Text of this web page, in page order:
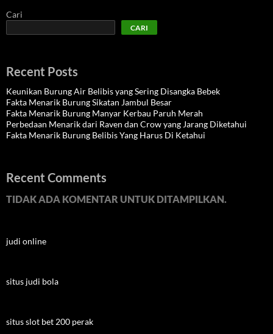
Cari
CARI
Recent Posts
Keunikan Burung Air Belibis yang Sering Disangka Bebek
Fakta Menarik Burung Sikatan Jambul Besar
Fakta Menarik Burung Manyar Kerbau Paruh Merah
Perbedaan Menarik dari Raven dan Crow yang Jarang Diketahui
Fakta Menarik Burung Belibis Yang Harus Di Ketahui
Recent Comments
TIDAK ADA KOMENTAR UNTUK DITAMPILKAN.
judi online
situs judi bola
situs slot bet 200 perak